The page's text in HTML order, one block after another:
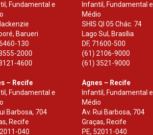
Fundamental e
Barueri
130
2000
4600
Infantil, Fundamental e
Médio
SHIS Ql 05 Chác. 74
Lago Sul, Brasília
DF, 71600-500
(61) 2106-9000
(61) 3521-9000
– Recife
Fundamental e
Barbosa, 704
Recife
040
Agnes – Recife
Infantil, Fundamental e
Médio
Av. Rui Barbosa, 704
Graças, Recife
PE, 52011-040